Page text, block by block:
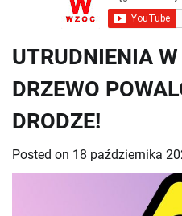
UTRUDNIENIA
DRZEWO
DRODZE!
Posted on 18 października